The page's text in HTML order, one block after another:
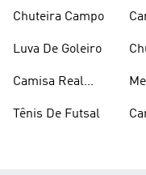
Chuteira Campo
Luva De Goleiro
Camisa Real
Tênis De Futsal